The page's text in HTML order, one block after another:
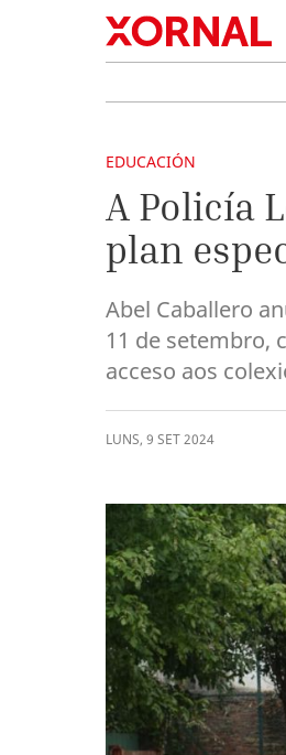
EDUCACIÓN
A Policía
plan
Abel Caballero
11 de setembro,
acceso aos
LUNS, 9 SET2024